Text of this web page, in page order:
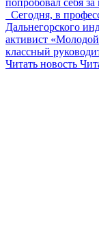
Сегодня, в
Дальнегорского
активист
классный
Читать новость